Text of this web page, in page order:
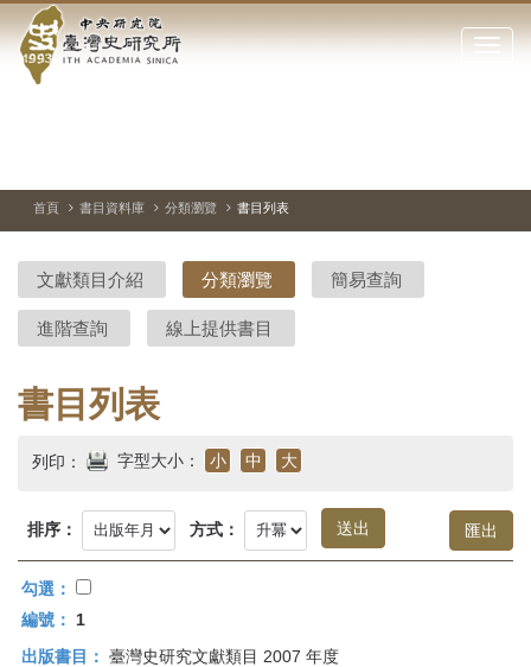
到中
央
院-
臺
灣
史
研
究
首
頁
點
閉
站
停、
圖
圖
結
首頁 書目資料庫 分類瀏覽 書目列表
文獻類目介紹 分類瀏覽 簡易查詢
進階查詢 線上提供書目
書目列表
列印： 字型大小： 小 中 大
排序： 方式：
勾選：
編號：
1
出版書目： 臺灣史研究文獻類目 2007 年度